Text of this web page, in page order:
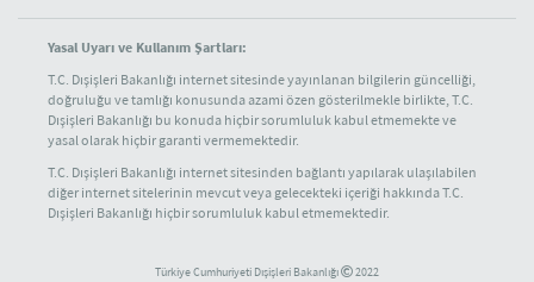
Yasal Uyarı ve Kullanım Şartları:
T.C. Dışişleri Bakanlığı internet sitesinde yayınlanan bilgilerin güncelliği,
doğruluğu ve tamlığı konusunda azami özen gösterilmekle birlikte, T.C.
Dışişleri Bakanlığı bu konuda hiçbir sorumluluk kabul etmemekte ve
yasal olarak hiçbir garanti vermemektedir.
T.C. Dışişleri Bakanlığı internet sitesinden bağlantı yapılarak ulaşılabilen
diğer internet sitelerinin mevcut veya gelecekteki içeriği hakkında T.C.
Dışişleri Bakanlığı hiçbir sorumluluk kabul etmemektedir.
Türkiye Cumhuriyeti Dışişleri Bakanlığı 2022